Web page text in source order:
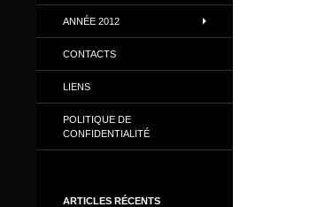
ANNÉE 2012
CONTACTS
LIENS
POLITIQUE DE
CONFIDENTIALITÉ
ARTICLES RÉCENTS